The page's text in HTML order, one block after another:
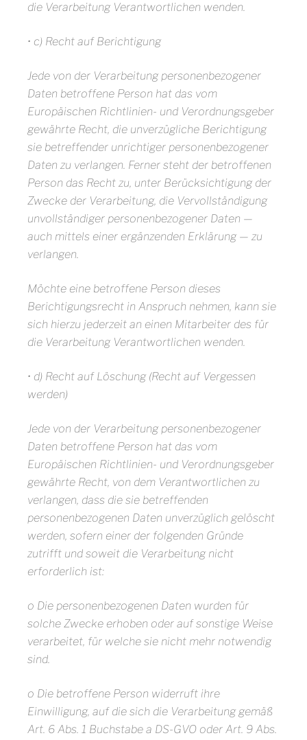
die Verarbeitung Verantwortlichen wenden.
• c) Recht auf Berichtigung
Jede von der Verarbeitung personenbezogener
Daten betroffene Person hat das vom
Europäischen Richtlinien- und Verordnungsgeber
gewährte Recht, die unverzügliche Berichtigung
sie betreffender unrichtiger personenbezogener
Daten zu verlangen. Ferner steht der betroffenen
Person das Recht zu, unter Berücksichtigung der
Zwecke der Verarbeitung, die Vervollständigung
unvollständiger personenbezogener Daten —
auch mittels einer ergänzenden Erklärung — zu
verlangen.
Möchte eine betroffene Person dieses
Berichtigungsrecht in Anspruch nehmen, kann sie
sich hierzu jederzeit an einen Mitarbeiter des für
die Verarbeitung Verantwortlichen wenden.
• d) Recht auf Löschung (Recht auf Vergessen
werden)
Jede von der Verarbeitung personenbezogener
Daten betroffene Person hat das vom
Europäischen Richtlinien- und Verordnungsgeber
gewährte Recht, von dem Verantwortlichen zu
verlangen, dass die sie betreffenden
personenbezogenen Daten unverzüglich gelöscht
werden, sofern einer der folgenden Gründe
zutrifft und soweit die Verarbeitung nicht
erforderlich ist:
o Die personenbezogenen Daten wurden für
solche Zwecke erhoben oder auf sonstige Weise
verarbeitet, für welche sie nicht mehr notwendig
sind.
o Die betroffene Person widerruft ihre
Einwilligung, auf die sich die Verarbeitung gemäß
Art. 6 Abs. 1 Buchstabe a DS-GVO oder Art. 9 Abs.